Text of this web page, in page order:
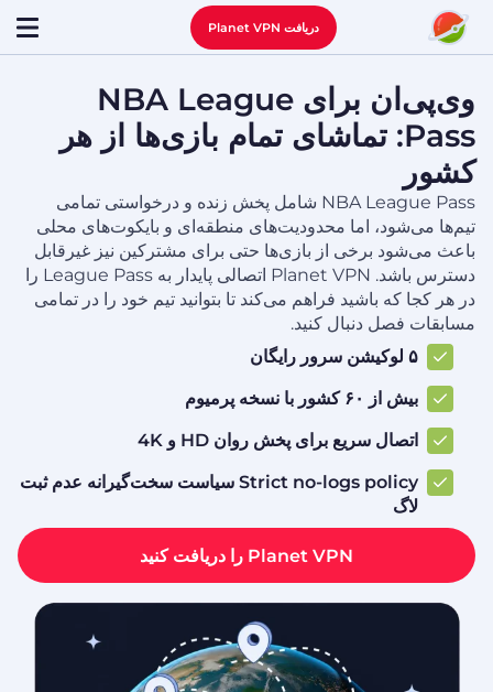
دریافت Planet VPN
وی‌پی‌ان برای NBA League
Pass: تماشای تمام بازی‌ها از هر
کشور
NBA League Pass شامل پخش زنده و درخواستی تمامی
تیم‌ها می‌شود، اما محدودیت‌های منطقه‌ای و بایکوت‌های محلی
باعث می‌شود برخی از بازی‌ها حتی برای مشترکین نیز غیرقابل
دسترس باشد. Planet VPN اتصالی پایدار به League Pass را
در هر کجا که باشید فراهم می‌کند تا بتوانید تیم خود را در تمامی
مسابقات فصل دنبال کنید.
۵ لوکیشن سرور رایگان
بیش از ۶۰ کشور با نسخه پرمیوم
اتصال سریع برای پخش روان HD و 4K
Strict no-logs policy سیاست سخت‌گیرانه عدم ثبت
لاگ
Planet VPN را دریافت کنید